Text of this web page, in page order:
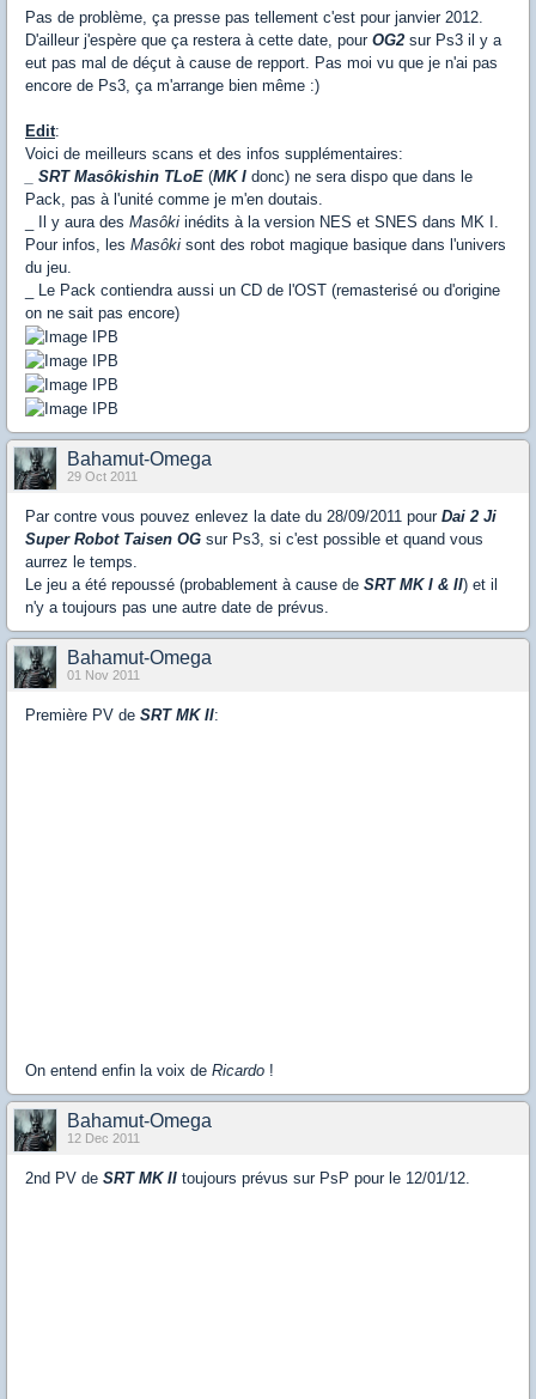
Pas de problème, ça presse pas tellement c'est pour janvier 2012.
D'ailleur j'espère que ça restera à cette date, pour OG2 sur Ps3 il y a
eut pas mal de déçut à cause de repport. Pas moi vu que je n'ai pas
encore de Ps3, ça m'arrange bien même :)
Edit:
Voici de meilleurs scans et des infos supplémentaires:
_ SRT Masôkishin TLoE (MK I donc) ne sera dispo que dans le
Pack, pas à l'unité comme je m'en doutais.
_ Il y aura des Masôki inédits à la version NES et SNES dans MK I.
Pour infos, les Masôki sont des robot magique basique dans l'univers
du jeu.
_ Le Pack contiendra aussi un CD de l'OST (remasterisé ou d'origine
on ne sait pas encore)
Bahamut-Omega
29 Oct 2011
Par contre vous pouvez enlevez la date du 28/09/2011 pour Dai 2 Ji
Super Robot Taisen OG sur Ps3, si c'est possible et quand vous
aurrez le temps.
Le jeu a été repoussé (probablement à cause de SRT MK I & II) et il
n'y a toujours pas une autre date de prévus.
Bahamut-Omega
01 Nov 2011
Première PV de SRT MK II:
On entend enfin la voix de Ricardo !
Bahamut-Omega
12 Dec 2011
2nd PV de SRT MK II toujours prévus sur PsP pour le 12/01/12.